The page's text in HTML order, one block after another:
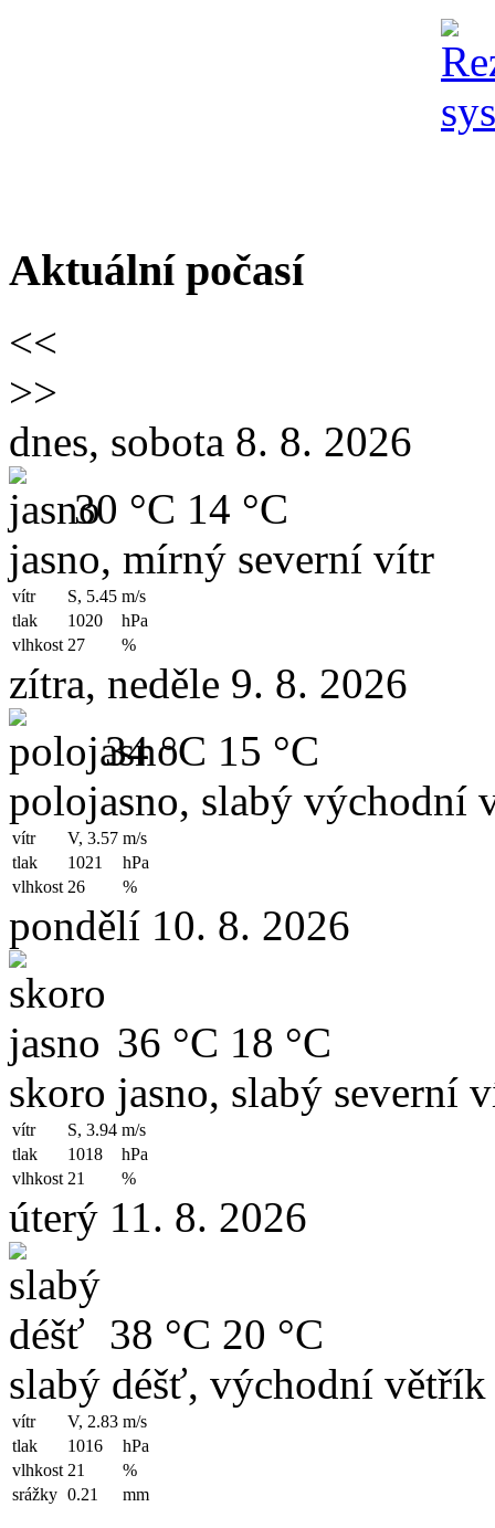
Aktuální počasí
<<
>>
dnes, sobota 8. 8. 2026
30 °C 14 °C
jasno, mírný severní vítr
vítr S, 5.45 m/s
tlak
1020
hPa
vlhkost 27 %
zítra, neděle 9. 8. 2026
34 °C 15 °C
polojasno, slabý východní
vítr V, 3.57 m/s
tlak
1021
hPa
vlhkost 26 %
pondělí 10. 8. 2026
36 °C 18 °C
skoro jasno, slabý severní
vítr S, 3.94 m/s
tlak
1018
hPa
vlhkost 21 %
úterý 11. 8. 2026
38 °C 20 °C
slabý déšť, východní větřík
vítr V, 2.83 m/s
tlak
1016
hPa
vlhkost 21
%
srážky 0.21 mm